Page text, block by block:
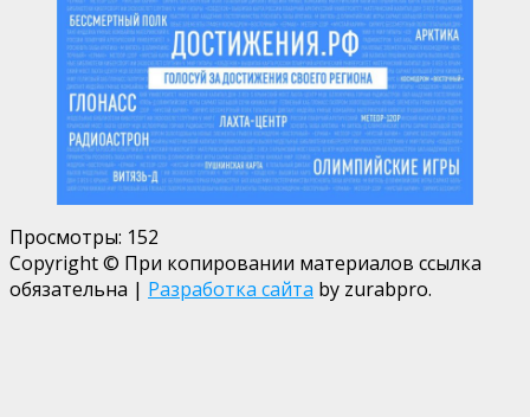
Просмотры: 152
Copyright © При копировании материалов ссылка
обязательна | Разработка сайта by zurabpro.